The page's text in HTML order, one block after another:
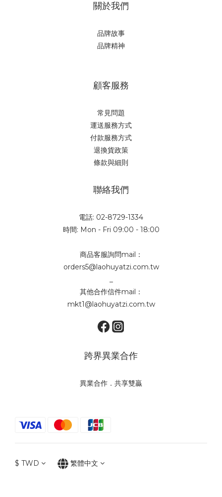
關於我們
品牌故事
品牌精神
顧客服務
常見問題
運送服務方式
付款服務方式
退換貨政策
條款與細則
聯絡我們
電話: 02-8729-1334
時間: Mon - Fri 09:00 - 18:00
商品客服詢問mail：
orders5@laohuyatzi.com.tw
其他合作信件mail：
mkt1@laohuyatzi.com.tw
跨界異業合作
異業合作．共享雙贏
$ TWD 繁體中文